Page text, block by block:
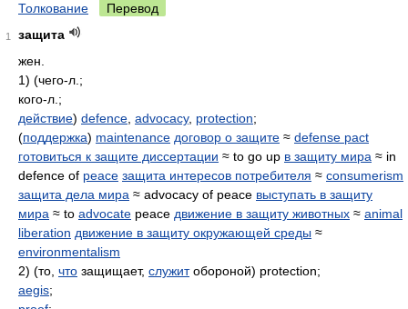
Толкование Перевод
1
защита
жен.
1) (чего-л.;
кого-л.;
действие) defence advocacy, protection;
(поддержка) maintenance договор о защите ≈ defense pact
готовиться к защите диссертации ≈ to go up в защиту мира ≈ in
defence of peace защита интересов потребителя ≈ consumerism
защита дела мира ≈ advocacy of peace выступать в защиту
мира ≈ to advocate peace движение в защиту животных ≈ animal
liberation движение в защиту окружающей среды ≈
environmentalism
2) (то, что защищает, служитобороной) protection;
aegis;